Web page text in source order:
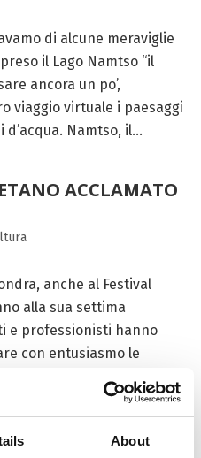
About
di alcune meraviglie
il Lago Namtso “il
ancora un po’,
viaggio virtuale i paesaggi
Namtso, il...
ACCLAMATO
anche al Festival
alla sua settima
e professionisti hanno
con entusiasmo le